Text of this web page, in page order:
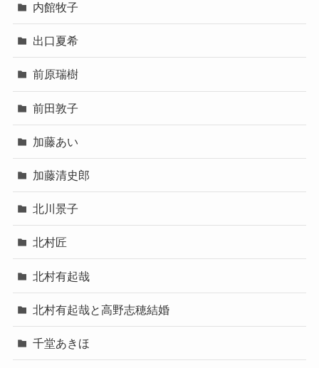
内館牧子
出口夏希
前原瑞樹
前田敦子
加藤あい
加藤清史郎
北川景子
北村匠
北村有起哉
北村有起哉と高野志穂結婚
千堂あきほ